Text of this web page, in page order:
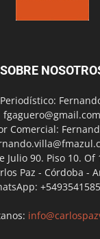
SOBRE
fgaguero@gmail.com
Comercial:
Julio 90. Piso 10. Of
Paz - Córdoba -